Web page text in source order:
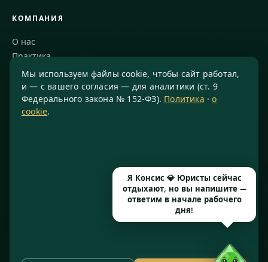
КОМПАНИЯ
О нас
Практика
Блог
Команда
Благодарности
Москва, Варшавское шоссе, д. 1А, помещение 14/7
© 2016–2026 ООО «КОНСИС» · ИНН 7724372334 · КПП 772601001
Мы используем файлы cookie, чтобы сайт работал,
и — с вашего согласия — для аналитики (ст. 9
Федерального закона № 152-ФЗ). Политика ·о
cookie.
Я Консис 💎 Юристы сейчас
отдыхают, но вы напишите —
ответим в начале рабочего
дня!